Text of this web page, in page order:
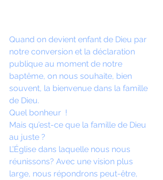
Quand on devient enfant de Dieu par
notre conversion et la déclaration
publique au moment de notre
baptême, on nous souhaite, bien
souvent, la bienvenue dans la famille
de Dieu.
Quel bonheur  !
Mais qu’est-ce que la famille de Dieu
au juste ?
L’Église dans laquelle nous nous
réunissons? Avec une vision plus
large, nous répondrons peut-être,